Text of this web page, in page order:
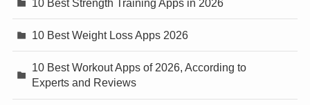
10 Best Strength Training Apps in 2026
10 Best Weight Loss Apps 2026
10 Best Workout Apps of 2026, According to
Experts and Reviews